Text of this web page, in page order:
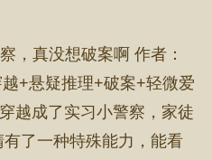
，真没想破案啊 作者：
+悬疑推理+破案+轻微爱
越成了实习小警察，家徒
了一种特殊能力，能看